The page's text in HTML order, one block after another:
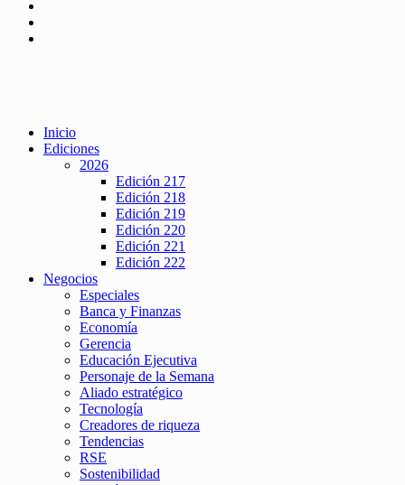
Inicio
Ediciones
2026
Edición 217
Edición 218
Edición 219
Edición 220
Edición 221
Edición 222
Negocios
Especiales
Banca y Finanzas
Economía
Gerencia
Educación Ejecutiva
Personaje de la Semana
Aliado estratégico
Tecnología
Creadores de riqueza
Tendencias
RSE
Sostenibilidad